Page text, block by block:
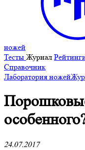
ножей
Тесты Журнал
Справочник
Лаборатория ножей
24.07.2017